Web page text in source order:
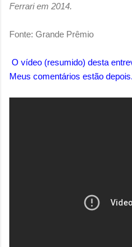
Ferrari em 2014.
Fonte: Grande Prêmio
O vídeo (resumido) desta
Meus comentários estão depois.